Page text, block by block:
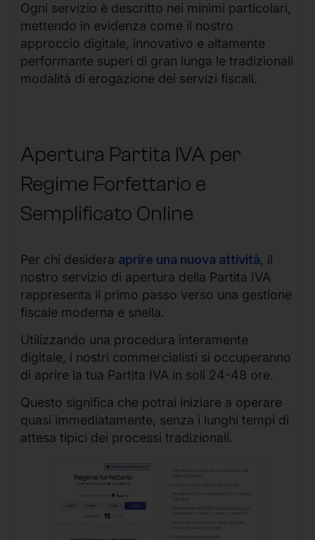
Ogni servizio è descritto nei minimi particolari,
mettendo in evidenza come il nostro
approccio digitale, innovativo e altamente
performante superi di gran lunga le tradizionali
modalità di erogazione dei servizi fiscali.
Apertura Partita IVA per
Regime Forfettario e
Semplificato Online
Per chi desidera aprire una nuova attività, il
nostro servizio di apertura della Partita IVA
rappresenta il primo passo verso una gestione
fiscale moderna e snella.
Utilizzando una procedura interamente
digitale, i nostri commercialisti si occuperanno
di aprire la tua Partita IVA in soli 24-48 ore.
Questo significa che potrai iniziare a operare
quasi immediatamente, senza i lunghi tempi di
attesa tipici dei processi tradizionali.